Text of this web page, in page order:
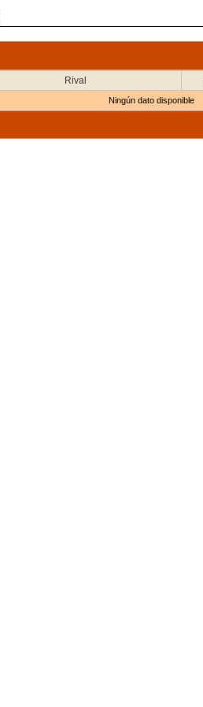
Rival
Ningún dato disponible